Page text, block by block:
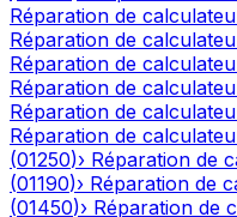
Réparation de
Réparation de
Réparation de
Réparation de
Réparation de
Réparation de
(01250)› Réparation de
(01190)› Réparation de
(01450)› Réparation de